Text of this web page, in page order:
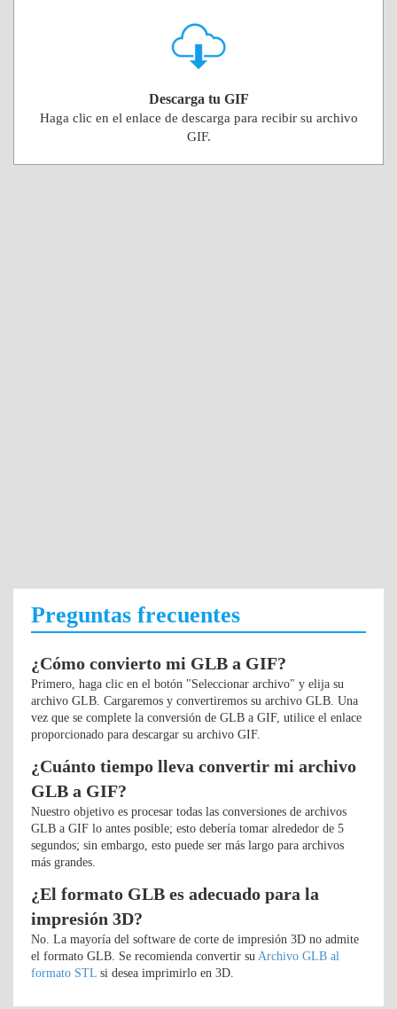
Descarga tu GIF
Haga clic en el enlace de descarga para recibir su archivo
GIF.
Preguntas frecuentes
¿Cómo convierto mi GLB a GIF?
Primero, haga clic en el botón "Seleccionar archivo" y elija su
archivo GLB. Cargaremos y convertiremos su archivo GLB. Una
vez que se complete la conversión de GLB a GIF, utilice el enlace
proporcionado para descargar su archivo GIF.
¿Cuánto tiempo lleva convertir mi archivo
GLB a GIF?
Nuestro objetivo es procesar todas las conversiones de archivos
GLB a GIF lo antes posible; esto debería tomar alrededor de 5
segundos; sin embargo, esto puede ser más largo para archivos
más grandes.
¿El formato GLB es adecuado para la
impresión 3D?
No. La mayoría del software de corte de impresión 3D no admite
el formato GLB. Se recomienda convertir su Archivo GLB al
formato STL si desea imprimirlo en 3D.